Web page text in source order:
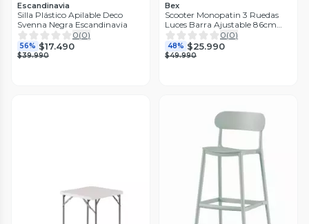
Escandinavia
Silla Plástico Apilable Deco
Svenna Negra Escandinavia
0(0)
56% $17.490
$39.990
Bex
Scooter Monopatin 3 Ruedas
Luces Barra Ajustable 86cm
Rosa Bex
0(0)
48% $25.990
$49.990